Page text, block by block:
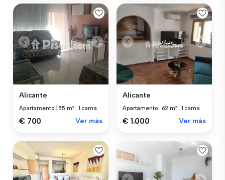
Alicante
Apartamento |55 m² 1 cama
€ 700 Ver más
Alicante
Apartamento 62 m² 1 cama
€ 1.000 Ver más